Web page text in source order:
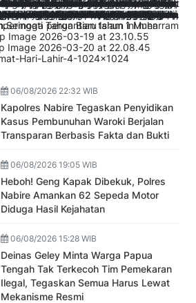
06/08/2026 22:32 WIB
Kapolres Nabire Tegaskan Penyidikan
Kasus Pembunuhan Waroki Berjalan
Transparan Berbasis Fakta dan Bukti
06/08/2026 19:05 WIB
Heboh! Geng Kapak Dibekuk, Polres
Nabire Amankan 62 Sepeda Motor
Diduga Hasil Kejahatan
06/08/2026 15:28 WIB
Deinas Geley Minta Warga Papua
Tengah Tak Terkecoh Tim Pemekaran
Ilegal, Tegaskan Semua Harus Lewat
Mekanisme Resmi